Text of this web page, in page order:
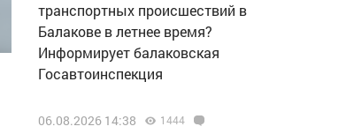
транспортных происшествий в
Балакове в летнее время?
Информирует балаковская
Госавтоинспекция
06.08.2026 14:38 1444